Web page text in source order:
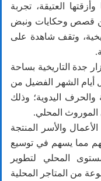
العتيقة، تجربة
من قصص وحكايات ونبض
وتقف شاهدة على
جدة التاريخية بساحة
أيام الشهر الفضيل من
والحرف اليدوية؛ وذلك
الموروث المحلي.
والأسر المنتجة
مما يسهم في توسيع
المحلي لتطوير
من المتاجر المحلية